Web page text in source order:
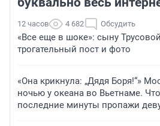
12 часов 4 682 Обсудить
«Все еще в шоке»: сыну
трогательный пост и фото
«Она крикнула: „Дядя Боря!“»
ночью у океана во Вьетнаме.
последние минуты пропажи